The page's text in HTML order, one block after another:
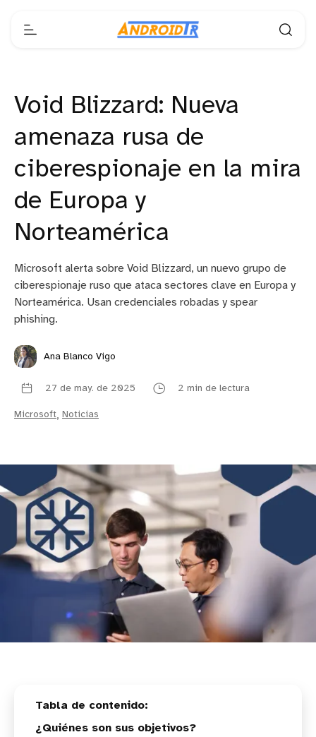
Void Blizzard: Nueva
amenaza rusa de
ciberespionaje en la mira
de Europa y
Norteamérica
Microsoft alerta sobre Void Blizzard, un nuevo grupo de
ciberespionaje ruso que ataca sectores clave en Europa y
Norteamérica. Usan credenciales robadas y spear
phishing.
Ana Blanco Vigo
27 de may. de 2025 2 min de lectura
Microsoft, Noticias
¿Quiénes son sus objetivos?